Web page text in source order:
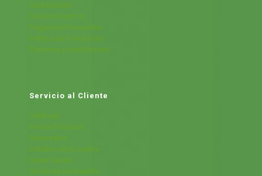
Contáctanos
Sobre Nosotros
Preguntas Frecuentes
Política de Devolución
Términos y condiciones
Servicio al Cliente
Cátalogo
Fichas Técnicas
Sucursales
Detalles de la cuenta
Cerrar Sesión
Olvide mi contraseña